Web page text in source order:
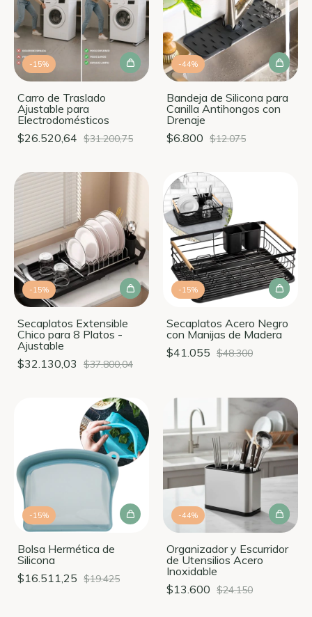
-15%
Carro de Traslado
Ajustable para
Electrodomésticos
$26.520,64 $31.200,75
-44%
Bandeja de Silicona para
Canilla Antihongos con
Drenaje
$6.800 $12.075
-15%
Secaplatos Extensible
Chico para 8 Platos -
Ajustable
$32.130,03
$37.800,04
-15%
Secaplatos Acero Negro
con Manijas de Madera
$41.055 $48.300
-15%
Bolsa Hermética de
Silicona
$16.511,25 $19.425
-44%
Organizador y Escurridor
de Utensilios Acero
Inoxidable
$13.600 $24.150